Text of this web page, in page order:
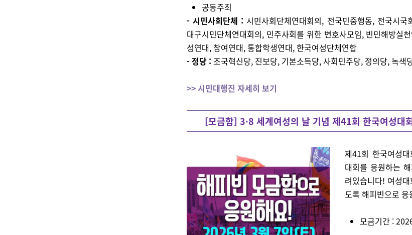
공동주최
- 시민사회단체 : 시민사회단체연대회의, 전국민중행동, 전국시
대구시민단체연대회의, 민주사회를 위한 변호사모임, 빈민해방실
성연대, 참여연대, 통합학생연대, 한국여성단체연합
- 정당 : 조국혁신당, 진보당, 기본소득당, 사회민주당, 정의당, 녹색
>> 시민대행진 자세히 보기
[모금함] 3·8 세계여성의 날 기념 제41회 한국여성대
제41회 한국여성
대회를 응원하는
려있습니다! 여성
도록 해피빈으로 응
모금기간 :